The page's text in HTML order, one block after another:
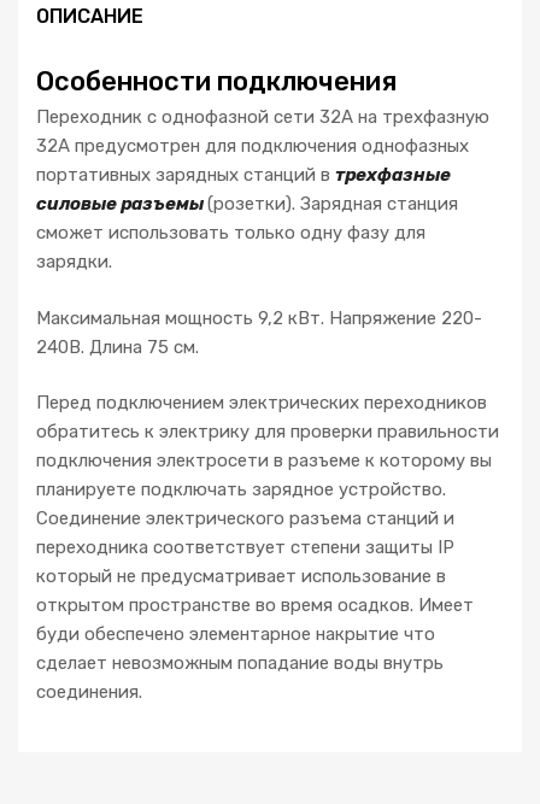
ОПИСАНИЕ
Особенности подключения
Переходник с однофазной сети 32А на трехфазную
32А предусмотрен для подключения однофазных
портативных зарядных станций в трехфазные
силовые разъемы(розетки). Зарядная станция
сможет использовать только одну фазу для
зарядки.
Максимальная мощность 9,2 кВт. Напряжение 220-
240В. Длина 75 см.
Перед подключением электрических переходников
обратитесь к электрику для проверки правильности
подключения электросети в разъеме к которому вы
планируете подключать зарядное устройство.
Соединение электрического разъема станций и
переходника соответствует степени защиты IP
который не предусматривает использование в
открытом пространстве во время осадков. Имеет
буди обеспечено элементарное накрытие что
сделает невозможным попадание воды внутрь
соединения.